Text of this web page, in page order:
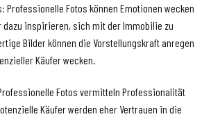
Professionelle Fotos können Emotionen wecken
dazu inspirieren, sich mit der Immobilie zu
Bilder können die Vorstellungskraft anregen
Käufer wecken.
Fotos vermitteln Professionalität
Käufer werden eher Vertrauen in die